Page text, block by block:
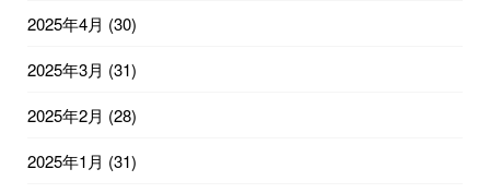
2025年4月 (30)
2025年3月 (31)
2025年2月 (28)
2025年1月 (31)